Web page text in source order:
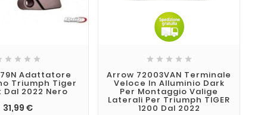
   
Adattatore
Triumph Tiger
Dal 2022 Nero
31,99 €
    
Arrow 72003VAN Terminale
Veloce In Alluminio Dark
Per Montaggio Valige
Laterali Per Triumph TIGER
1200 Dal 2022